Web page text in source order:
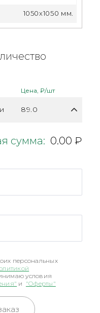
1050х1050 мм.
Цена, ₽/шт
89.0
сумма: 0.00 ₽
персональных
условия
и "Оферты"